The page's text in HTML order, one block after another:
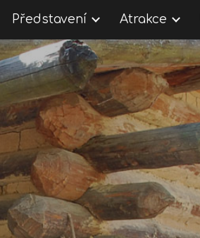
Skip to navigation
Představení Atrakce